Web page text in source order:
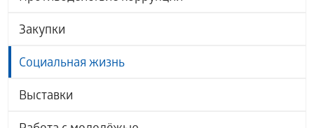
Закупки
Социальная жизнь
Выставки